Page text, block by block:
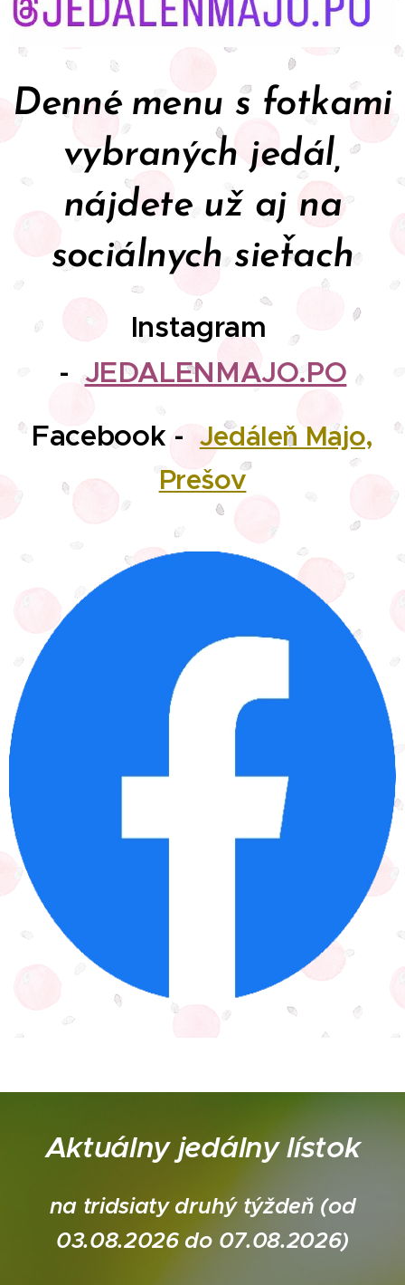
Denné menu s fotkami
vybraných jedál,
nájdete už aj na
sociálnych sieťach
Instagram
-JEDALENMAJO.PO
Facebook -Jedáleň Majo,
Prešov
Aktuálny jedálny lístok
na tridsiaty druhý týždeň (od
03.08.2026 do 07.08.2026)